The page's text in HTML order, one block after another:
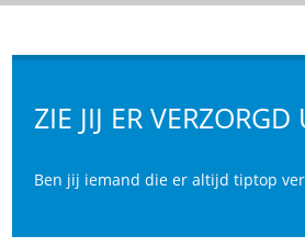
ZIE JIJ ER VERZORGD
Ben jij iemand die er altijd tiptop